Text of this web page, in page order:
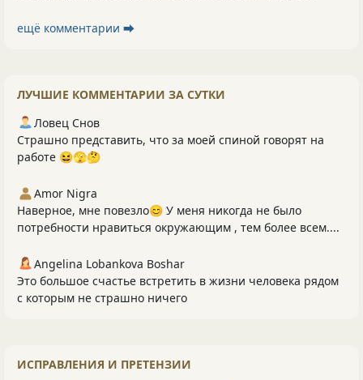
ещё комментарии ⮕
ЛУЧШИЕ КОММЕНТАРИИ ЗА СУТКИ
Ловец Снов
Страшно представить, что за моей спиной говорят на
работе 😆🫣🤔
Amor Nigra
Наверное, мне повезло😊 У меня никогда не было
потребности нравиться окружающим , тем более всем....
Angelina Lobankova Boshar
Это большое счастье встретить в жизни человека рядом
с которым не страшно ничего
ИСПРАВЛЕНИЯ И ПРЕТЕНЗИИ